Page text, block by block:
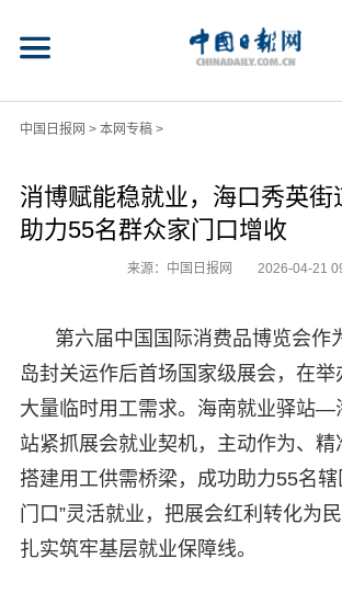
中国日报网 > 本网专稿>
消博赋能稳就业，海口秀英街
助力55名群众家门口增收
来源：中国日报网 2026-04-21
第六届中国国际消费品博览会作
岛封关运作后首场国家级展会，在举
大量临时用工需求。海南就业驿站—
站紧抓展会就业契机，主动作为、精
搭建用工供需桥梁，成功助力55名辖
门口”灵活就业，把展会红利转化为民
扎实筑牢基层就业保障线。